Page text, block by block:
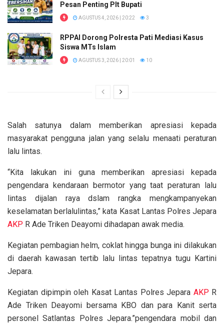
Pesan Penting Plt Bupati
AGUSTUS 4, 2026 | 20:22 3
RPPAI Dorong Polresta Pati Mediasi Kasus
Siswa MTs Islam
AGUSTUS 3, 2026 | 20:01 10
Salah satunya dalam memberikan apresiasi kepada
masyarakat pengguna jalan yang selalu menaati peraturan
lalu lintas.
“Kita lakukan ini guna memberikan apresiasi kepada
pengendara kendaraan bermotor yang taat peraturan lalu
lintas dijalan raya dslam rangka mengkampanyekan
keselamatan berlalulintas,” kata Kasat Lantas Polres Jepara
AKP R Ade Triken Deayomi dihadapan awak media.
Kegiatan pembagian helm, coklat hingga bunga ini dilakukan
di daerah kawasan tertib lalu lintas tepatnya tugu Kartini
Jepara.
Kegiatan dipimpin oleh Kasat Lantas Polres Jepara AKP R
Ade Triken Deayomi bersama KBO dan para Kanit serta
personel Satlantas Polres Jepara.”pengendara mobil dan